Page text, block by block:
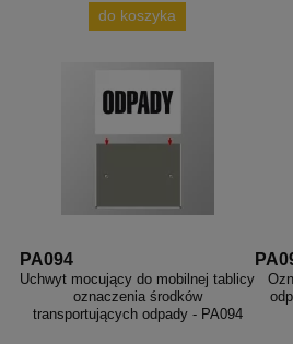
do koszyka
PA094
Uchwyt mocujący do mobilnej tablicy
oznaczenia środków
transportujących odpady - PA094